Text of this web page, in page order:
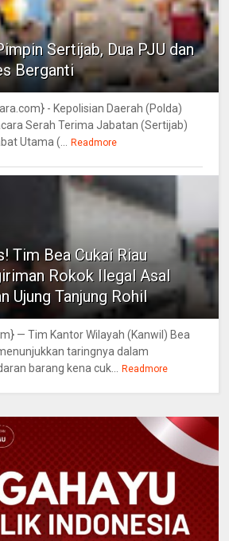
Sertijab, Dua PJU dan
Berganti
- Kepolisian Daerah (Polda)
Serah Terima Jabatan (Sertijab)
Utama (... Readmore
Tim Bea Cukai Riau
Rokok Ilegal Asal
Ujung Tanjung Rohil
— Tim Kantor Wilayah (Kanwil) Bea
taringnya dalam
barang kena cuk... Readmore